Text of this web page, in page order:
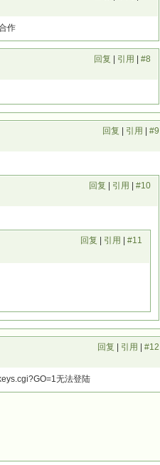
作
回复 引用 #8
回复 引用 #9
回复 引用 #10
回复 引用 #11
回复 引用 #12
无法登陆